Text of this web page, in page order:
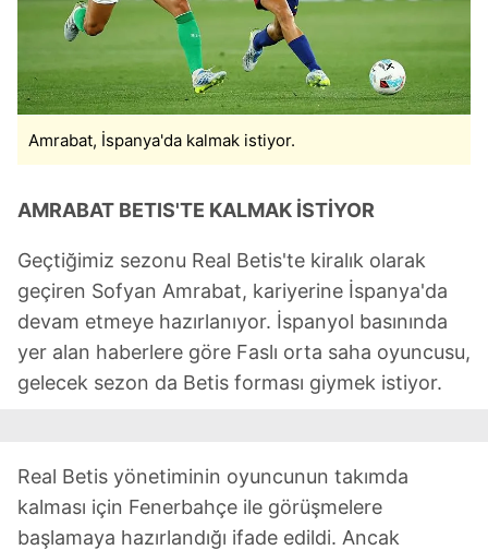
Amrabat, İspanya'da kalmak istiyor.
AMRABAT BETIS'TE KALMAK İSTİYOR
Geçtiğimiz sezonu Real Betis'te kiralık olarak
geçiren Sofyan Amrabat, kariyerine İspanya'da
devam etmeye hazırlanıyor. İspanyol basınında
yer alan haberlere göre Faslı orta saha oyuncusu,
gelecek sezon da Betis forması giymek istiyor.
Real Betis yönetiminin oyuncunun takımda
kalması için Fenerbahçe ile görüşmelere
başlamaya hazırlandığı ifade edildi. Ancak